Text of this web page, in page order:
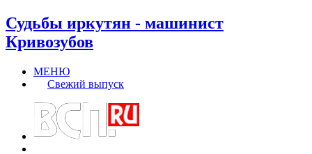
Судьбы иркутян - машинист
Кривозубов
МЕНЮ
Свежий выпуск